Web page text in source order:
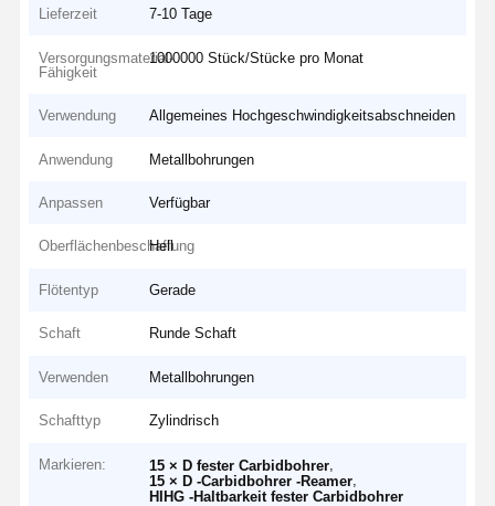
Lieferzeit 7-10 Tage
Versorgungsmaterial-
Fähigkeit
1000000 Stück/Stücke pro Monat
Verwendung Allgemeines Hochgeschwindigkeitsabschneiden
Anwendung Metallbohrungen
Anpassen Verfügbar
Oberflächenbeschaffung
Hell
Flötentyp Gerade
Schaft Runde Schaft
Verwenden Metallbohrungen
Schafttyp Zylindrisch
Markieren: 15 × D fester Carbidbohrer
15 × D -Carbidbohrer -Reamer
HIHG -Haltbarkeit fester Carbidbohrer